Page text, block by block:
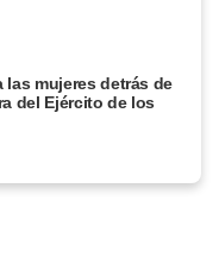
las mujeres detrás de
del Ejército de los